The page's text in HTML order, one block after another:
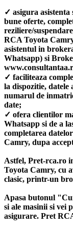
✓ asigura asistenta
bune oferte,
reziliere/
RCA Toyota
asistentul in
Whatsapp) si
✓ faciliteaza
la dispozitie, datele
numarul de
date;
✓ ofera clientilor
Whatsapp si de a
completarea
Camry, dupa
Astfel, Pret-rca.ro
Toyota Camry, cu
clasic, printr-un
Apasa butonul
si ale masinii si vei
asigurare. Pret